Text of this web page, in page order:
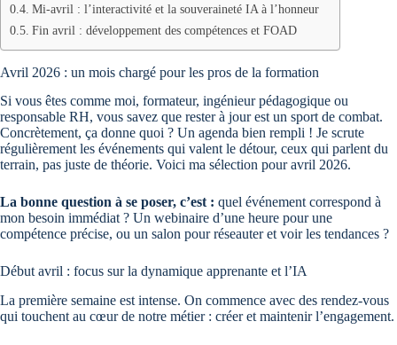
Mi-avril : l’interactivité et la souveraineté IA à l’honneur
Fin avril : développement des compétences et FOAD
Avril 2026 : un mois chargé pour les pros de la formation
Si vous êtes comme moi, formateur, ingénieur pédagogique ou
responsable RH, vous savez que rester à jour est un sport de combat.
Concrètement, ça donne quoi ? Un agenda bien rempli ! Je scrute
régulièrement les événements qui valent le détour, ceux qui parlent du
terrain, pas juste de théorie. Voici ma sélection pour avril 2026.
La bonne question à se poser, c’est : quel événement correspond à
mon besoin immédiat ? Un webinaire d’une heure pour une
compétence précise, ou un salon pour réseauter et voir les tendances ?
Début avril : focus sur la dynamique apprenante et l’IA
La première semaine est intense. On commence avec des rendez-vous
qui touchent au cœur de notre métier : créer et maintenir l’engagement.